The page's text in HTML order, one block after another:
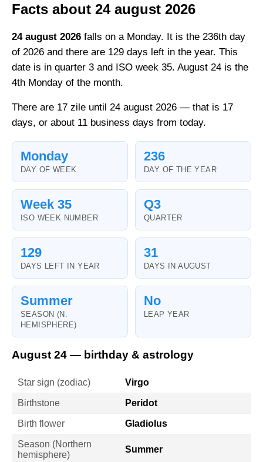
Facts about 24 august 2026
24 august 2026 falls on a Monday. It is the 236th day
of 2026 and there are 129 days left in the year. This
date is in quarter 3 and ISO week 35. August 24 is the
4th Monday of the month.
There are 17 zile until 24 august 2026 — that is 17
days, or about 11 business days from today.
Monday
DAY OF WEEK
236
DAY OF THE YEAR
Week 35
ISO WEEK NUMBER
Q3
QUARTER
129
DAYS LEFT IN YEAR
31
DAYS IN AUGUST
Summer
SEASON (N.
HEMISPHERE)
No
LEAP YEAR
August 24 — birthday & astrology
Star sign (zodiac) Virgo
Birthstone Peridot
Birth flower Gladiolus
Season (Northern
hemisphere)
Summer